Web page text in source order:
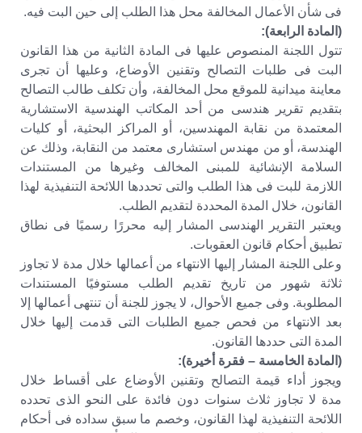
فى شأن الأعمال المخالفة محل هذا الطلب إلى حين البت فيه.
(المادة الرابعة):
تتول اللجنة المنصوص عليها فى المادة الثانية من هذا القانون
البت فى طلبات التصالح وتقنين الأوضاع، وعليها أن تجرى
معاينة ميدانية للموقع محل المخالفة، وأن تكلف طالب التصالح
بتقديم تقرير هندسى من أحد المكاتب الهندسية الاستشارية
المعتمدة من نقابة المهندسين، أو المراكز البحثية، أو كليات
الهندسة، أو من مهندس استشارى معتمد من النقابة، وذلك عن
السلامة الإنشائية للمبنى المخالف وغيرها من المستندات
اللازمة للبت فى هذا الطلب والتى تحددها اللائحة التنفيذية لهذا
القانون، خلال المدة المحددة لتقديم الطلب.
ويعتبر التقرير الهندسى المشار إليه محررًا رسميًا فى نطاق
تطبيق أحكام قانون العقوبات.
وعلى اللجنة المشار إليها الانتهاء من أعمالها خلال مدة لا تجاوز
ثلاثة شهور من تاريخ تقديم الطلب مستوفيًا المستندات
المطلوبة. وفى جميع الأحوال، لا يجوز للجنة أن تنتهى أعمالها إلا
بعد الانتهاء من فحص جميع الطلبات التى قدمت إليها خلال
المدة التى حددها القانون.
(المادة الخامسة – فقرة أخيرة):
ويجوز أداء قيمة التصالح وتقنين الأوضاع على أقساط خلال
مدة لا تجاوز ثلاث سنوات دون فائدة على النحو الذى تحدده
اللائحة التنفيذية لهذا القانون، وخصم ما سبق سداده فى أحكام